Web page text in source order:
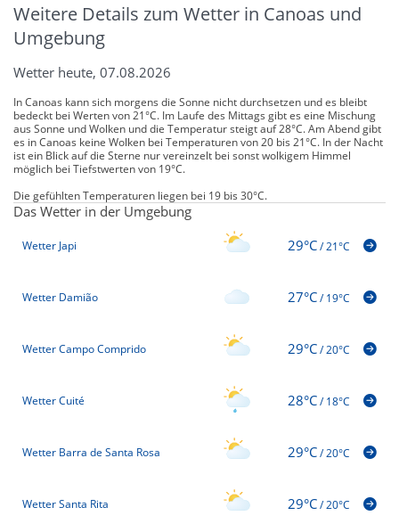
Weitere Details zum Wetter in Canoas und
Umgebung
Wetter heute, 07.08.2026
In Canoas kann sich morgens die Sonne nicht durchsetzen und es bleibt
bedeckt bei Werten von 21°C. Im Laufe des Mittags gibt es eine Mischung
aus Sonne und Wolken und die Temperatur steigt auf 28°C. Am Abend gibt
es in Canoas keine Wolken bei Temperaturen von 20 bis 21°C. In der Nacht
ist ein Blick auf die Sterne nur vereinzelt bei sonst wolkigem Himmel
möglich bei Tiefstwerten von 19°C.
Die gefühlten Temperaturen liegen bei 19 bis 30°C.
Das Wetter in der Umgebung
Wetter Japi 29°C/21°C
Wetter Damião 27°C/19°C
Wetter Campo Comprido 29°C/20°C
Wetter Cuité 28°C/18°C
Wetter Barra de Santa Rosa 29°C/20°C
Wetter Santa Rita 29°C/20°C